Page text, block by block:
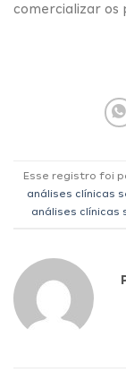
comercializar os
Esse registro foi
análises clínicas
análises clínicas